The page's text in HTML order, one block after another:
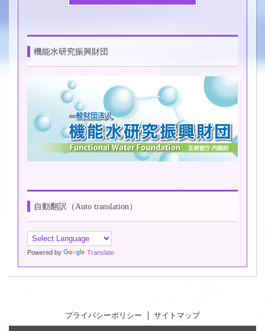
機能水研究振興財団
自動翻訳（Auto translation）
Powered by Translate
プライバシーポリシー サイトマップ